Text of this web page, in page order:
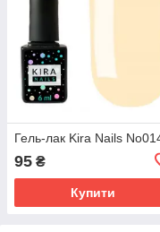
Гель-лак Kira Nails
95 ₴
Купити